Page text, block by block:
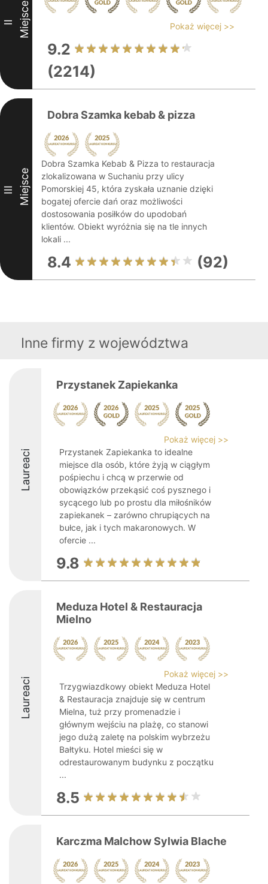
II Miejsce Pokaż więcej >>
9.2
(2214)
III Miejsce
Dobra Szamka kebab & pizza
Dobra Szamka Kebab & Pizza to restauracja
zlokalizowana w Suchaniu przy ulicy
Pomorskiej 45, która zyskała uznanie dzięki
bogatej ofercie dań oraz możliwości
dostosowania posiłków do upodobań
klientów. Obiekt wyróżnia się na tle innych
lokali ...
8.4 (92)
Inne firmy z województwa
Laureaci
Przystanek Zapiekanka
Pokaż więcej >>
Przystanek Zapiekanka to idealne
miejsce dla osób, które żyją w ciągłym
pośpiechu i chcą w przerwie od
obowiązków przekąsić coś pysznego i
sycącego lub po prostu dla miłośników
zapiekanek – zarówno chrupiących na
bułce, jak i tych makaronowych. W
ofercie ...
9.8
Laureaci
Meduza Hotel & Restauracja
Mielno
Pokaż więcej >>
Trzygwiazdkowy obiekt Meduza Hotel
& Restauracja znajduje się w centrum
Mielna, tuż przy promenadzie i
głównym wejściu na plażę, co stanowi
jego dużą zaletę na polskim wybrzeżu
Bałtyku. Hotel mieści się w
odrestaurowanym budynku z początku
...
8.5
Karczma Malchow Sylwia Blache